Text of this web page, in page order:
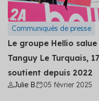
Communiqués de presse
Le groupe Hellio
Tanguy Le Turquais,
soutient depuis 2022
Julie B. 05 février 2025